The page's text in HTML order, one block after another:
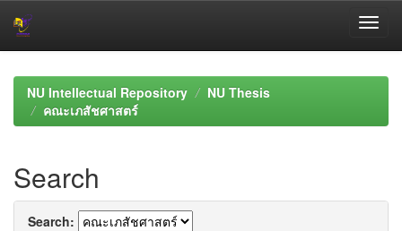
navigationNU Intellectual Repository
NU Thesis
คณะเภสัชศาสตร์
Search
Search: